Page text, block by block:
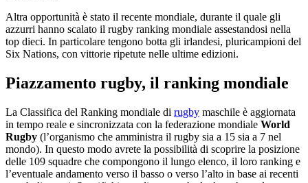
Altra opportunità è stato il recente mondiale, durante il quale gli
azzurri hanno scalato il rugby ranking mondiale assestandosi nella
top dieci. In particolare tengono botta gli irlandesi, pluricampioni del
Six Nations, con vittorie ripetute nelle ultime edizioni.
Piazzamento rugby, il ranking mondiale
La Classifica del Ranking mondiale di rugby maschile è aggiornata
in tempo reale e sincronizzata con la federazione mondiale World
Rugby (l’organismo che amministra il rugby sia a 15 sia a 7 nel
mondo). In questo modo avrete la possibilità di scoprire la posizione
delle 109 squadre che compongono il lungo elenco, il loro ranking e
l’eventuale andamento verso il basso o verso l’alto in base ai recenti